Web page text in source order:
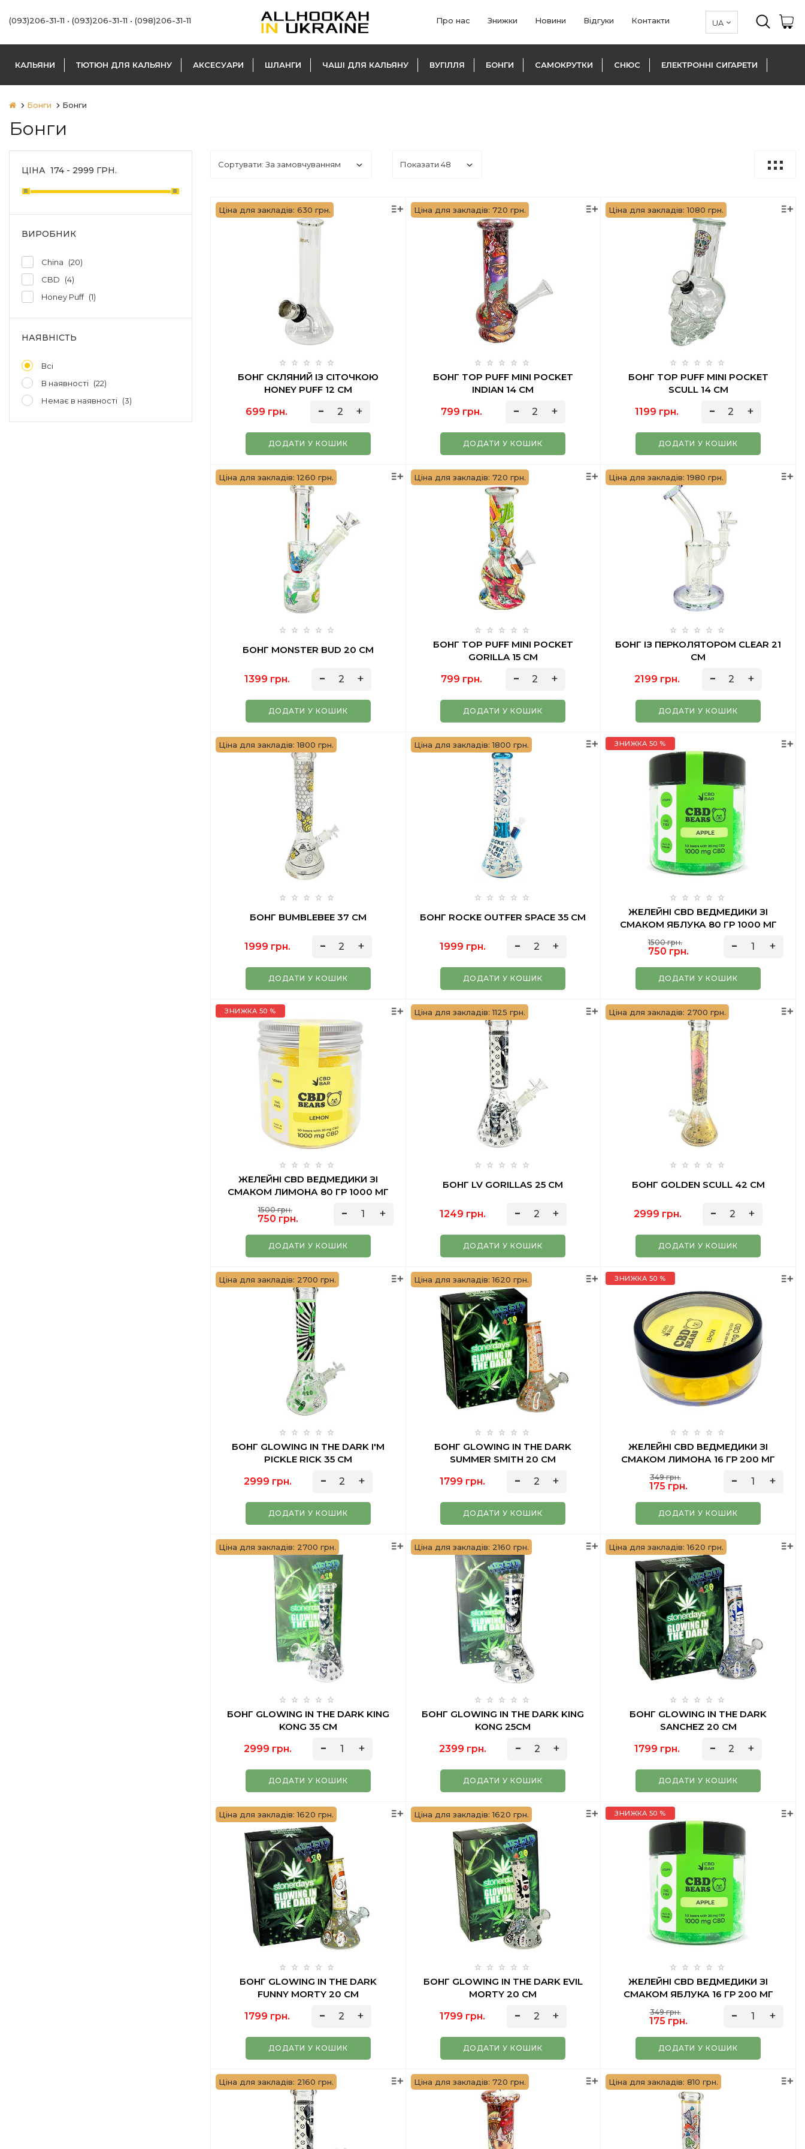
(093)206-31-11 • (093)206-31-11 • (098)206-31-11 Про нас Знижки Новини Відгуки Контакти
КАЛЬЯНИ ТЮТЮН ДЛЯ КАЛЬЯНУ АКСЕСУАРИ ШЛАНГИ ЧАШІ ДЛЯ КАЛЬЯНУ ВУГІЛЛЯ БОНГИ САМОКРУТКИ СНЮС ЕЛЕКТРОННІ СИГАРЕТИ
Бонги Бонги
Бонги
ЦІНА 174 - 2999 ГРН.
ВИРОБНИК
CBD 4
China 20
Honey Puff 1
НАЯВНІСТЬ
Всі
В наявності
22
Немає в наявності
3
Ціна для закладів: 630 грн.
БОНГ СКЛЯНИЙ ІЗ СІТОЧКОЮ
HONEY PUFF 12 СМ
699 грн.
ДОДАТИ У КОШИК
Ціна для закладів: 720 грн.
БОНГ TOP PUFF MINI POCKET
INDIAN 14 СМ
799 грн.
ДОДАТИ У КОШИК
Ціна для закладів: 1080 грн.
БОНГ TOP PUFF MINI POCKET
SCULL 14 СМ
1199 грн.
ДОДАТИ У КОШИК
Ціна для закладів: 1260 грн.
БОНГ MONSTER BUD 20 СМ
1399 грн.
ДОДАТИ У КОШИК
Ціна для закладів: 720 грн.
БОНГ TOP PUFF MINI POCKET
GORILLA 15 СМ
799 грн.
ДОДАТИ У КОШИК
Ціна для закладів: 1980 грн.
БОНГ ІЗ ПЕРКОЛЯТОРОМ CLEAR 21
СМ
2199 грн.
ДОДАТИ У КОШИК
Ціна для закладів: 1800 грн.
БОНГ BUMBLEBEE 37 СМ
1999 грн.
ДОДАТИ У КОШИК
Ціна для закладів: 1800 грн.
БОНГ ROCKE OUTFER SPACE 35 СМ
1999 грн.
ДОДАТИ У КОШИК
ЗНИЖКА 50 %
ЖЕЛЕЙНІ CBD ВЕДМЕДИКИ ЗІ
СМАКОМ ЯБЛУКА 80 ГР 1000 МГ
1500 грн.
750 грн.
ДОДАТИ У КОШИК
ЗНИЖКА 50 %
ЖЕЛЕЙНІ CBD ВЕДМЕДИКИ ЗІ
СМАКОМ ЛИМОНА 80 ГР 1000 МГ
1500 грн.
750 грн.
ДОДАТИ У КОШИК
Ціна для закладів: 1125 грн.
БОНГ LV GORILLAS 25 СМ
1249 грн.
ДОДАТИ У КОШИК
Ціна для закладів: 2700 грн.
БОНГ GOLDEN SCULL 42 СМ
2999 грн.
ДОДАТИ У КОШИК
Ціна для закладів: 2700 грн.
БОНГ GLOWING IN THE DARK I'M
PICKLE RICK 35 СМ
2999 грн.
ДОДАТИ У КОШИК
Ціна для закладів: 1620 грн.
БОНГ GLOWING IN THE DARK
SUMMER SMITH 20 СМ
1799 грн.
ДОДАТИ У КОШИК
ЗНИЖКА 50 %
ЖЕЛЕЙНІ CBD ВЕДМЕДИКИ ЗІ
СМАКОМ ЛИМОНА 16 ГР 200 МГ
349 грн.
175 грн.
ДОДАТИ У КОШИК
Ціна для закладів: 2700 грн.
БОНГ GLOWING IN THE DARK KING
KONG 35 СМ
2999 грн.
ДОДАТИ У КОШИК
Ціна для закладів: 2160 грн.
БОНГ GLOWING IN THE DARK KING
KONG 25СМ
2399 грн.
ДОДАТИ У КОШИК
Ціна для закладів: 1620 грн.
БОНГ GLOWING IN THE DARK
SANCHEZ 20 СМ
1799 грн.
ДОДАТИ У КОШИК
Ціна для закладів: 1620 грн.
БОНГ GLOWING IN THE DARK
FUNNY MORTY 20 СМ
1799 грн.
ДОДАТИ У КОШИК
Ціна для закладів: 1620 грн.
БОНГ GLOWING IN THE DARK EVIL
MORTY 20 СМ
1799 грн.
ДОДАТИ У КОШИК
ЗНИЖКА 50 %
ЖЕЛЕЙНІ CBD ВЕДМЕДИКИ ЗІ
СМАКОМ ЯБЛУКА 16 ГР 200 МГ
349 грн.
175 грн.
ДОДАТИ У КОШИК
Ціна для закладів: 2160 грн. Ціна для закладів: 720 грн. Ціна для закладів: 810 грн.